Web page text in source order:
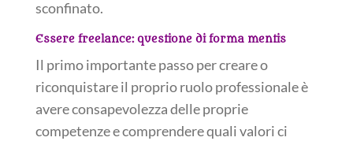
sconfinato.
Essere freelance: questione di forma mentis
Il primo importante passo per creare o
riconquistare il proprio ruolo professionale è
avere consapevolezza delle proprie
competenze e comprendere quali valori ci